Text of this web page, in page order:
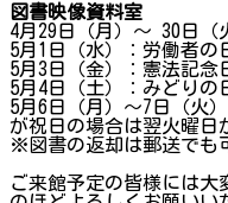
図書映像資料室
4月29日（月）～ 30日（
5月1日（水）：労働者の
5月3日（金）：憲法記念
5月4日（土）：みどりの
5月6日（月）～7日（火
が祝日の場合は翌火曜日
※図書の返却は郵送でも
ご来館予定の皆様には大